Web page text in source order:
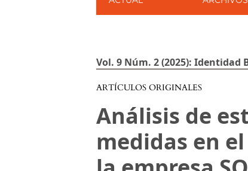
Vol. 9 Núm. 2 (2025): Identidad
ARTÍCULOS ORIGINALES
Análisis de
medidas en